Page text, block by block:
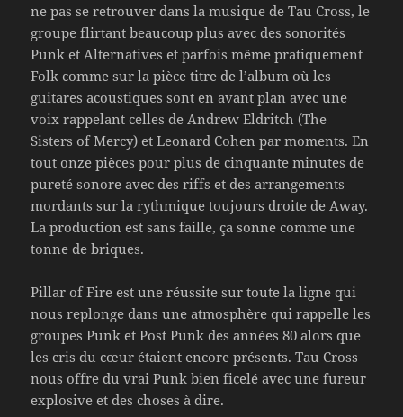
ne pas se retrouver dans la musique de Tau Cross, le
groupe flirtant beaucoup plus avec des sonorités
Punk et Alternatives et parfois même pratiquement
Folk comme sur la pièce titre de l’album où les
guitares acoustiques sont en avant plan avec une
voix rappelant celles de Andrew Eldritch (The
Sisters of Mercy) et Leonard Cohen par moments. En
tout onze pièces pour plus de cinquante minutes de
pureté sonore avec des riffs et des arrangements
mordants sur la rythmique toujours droite de Away.
La production est sans faille, ça sonne comme une
tonne de briques.
Pillar of Fire est une réussite sur toute la ligne qui
nous replonge dans une atmosphère qui rappelle les
groupes Punk et Post Punk des années 80 alors que
les cris du cœur étaient encore présents. Tau Cross
nous offre du vrai Punk bien ficelé avec une fureur
explosive et des choses à dire.